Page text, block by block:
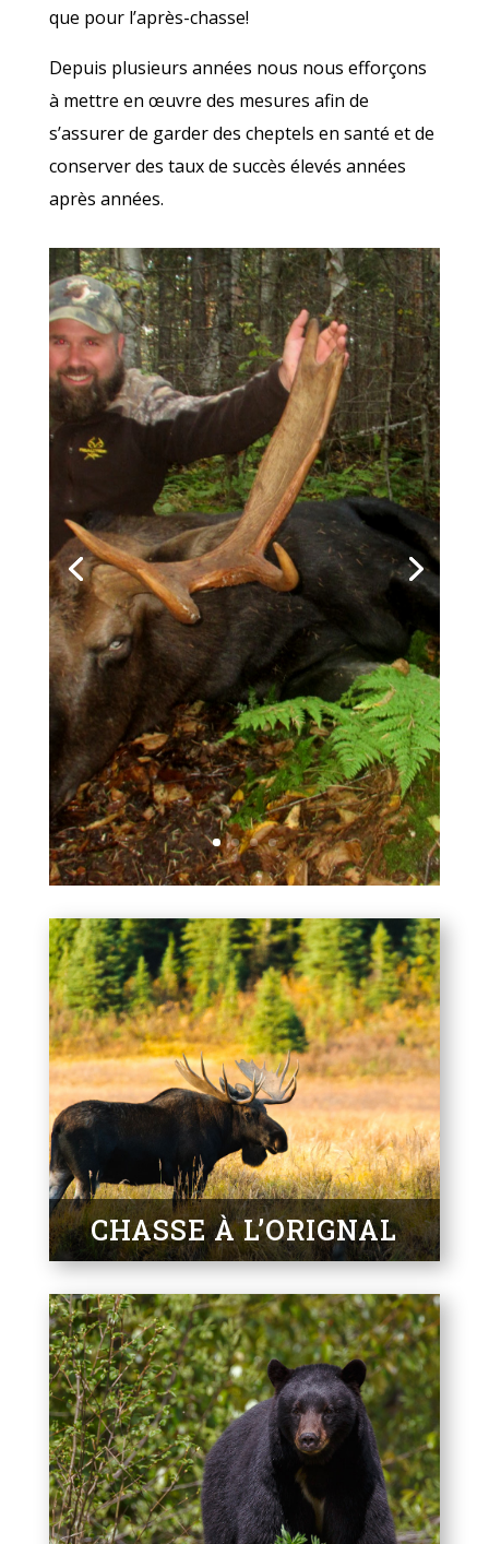
que pour l’après-chasse!
Depuis plusieurs années nous nous efforçons
à mettre en œuvre des mesures afin de
s’assurer de garder des cheptels en santé et de
conserver des taux de succès élevés années
après années.
CHASSE À L’ORIGNAL